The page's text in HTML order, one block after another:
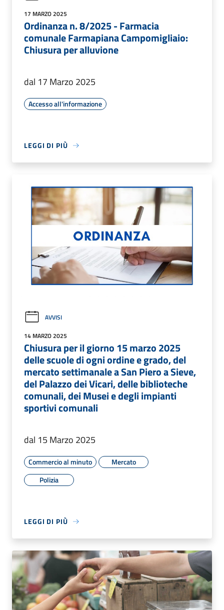
17 MARZO 2025
Ordinanza n. 8/2025 - Farmacia
comunale Farmapiana Campomigliaio:
Chiusura per alluvione
dal 17 Marzo 2025
Accesso all'informazione
LEGGI DI PIÙ
AVVISI
14 MARZO 2025
Chiusura per il giorno 15 marzo 2025
delle scuole di ogni ordine e grado, del
mercato settimanale a San Piero a Sieve,
del Palazzo dei Vicari, delle biblioteche
comunali, dei Musei e degli impianti
sportivi comunali
dal 15 Marzo 2025
Commercio al minuto
Mercato
Polizia
LEGGI DI PIÙ